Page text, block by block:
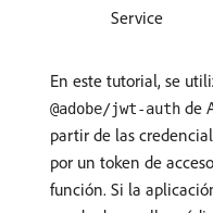
Service
En este tutorial, se
@adobe/jwt-auth de
partir de las
por un token de
función. Si la